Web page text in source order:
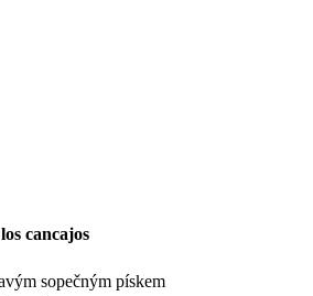
cancajos
sopečným pískem